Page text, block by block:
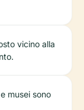
vicino alla
musei sono